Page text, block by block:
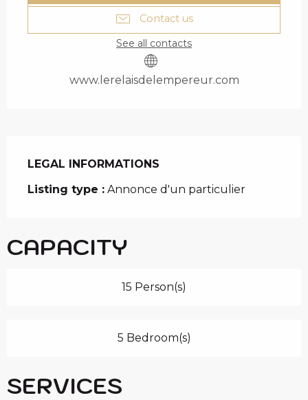
Contact us
See all contacts
www.lerelaisdelempereur.com
LEGAL INFORMATIONS
LEGAL INFORMATIONS
Listing type : Annonce d'un particulier
CAPACITY
15 Person(s)
5 Bedroom(s)
SERVICES